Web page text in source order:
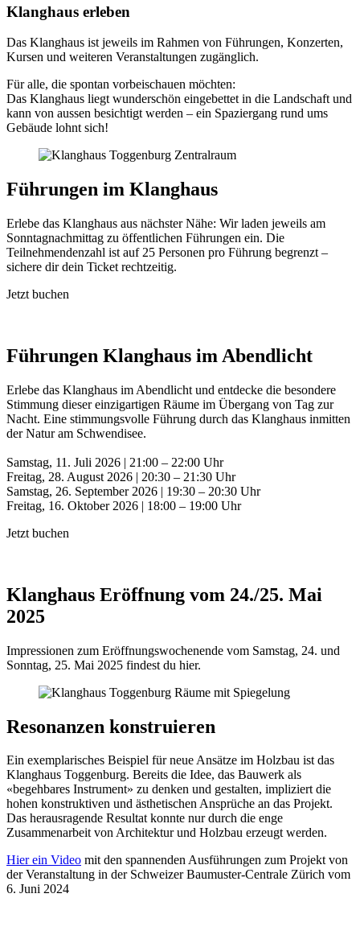
Klanghaus erleben
Das Klanghaus ist jeweils im Rahmen von Führungen, Konzerten,
Kursen und weiteren Veranstaltungen zugänglich.
Für alle, die spontan vorbeischauen möchten:
Das Klanghaus liegt wunderschön eingebettet in die Landschaft und
kann von aussen besichtigt werden – ein Spaziergang rund ums
Gebäude lohnt sich!
Führungen im Klanghaus
Erlebe das Klanghaus aus nächster Nähe: Wir laden jeweils am
Sonntagnachmittag zu öffentlichen Führungen ein. Die
Teilnehmendenzahl ist auf 25 Personen pro Führung begrenzt –
sichere dir dein Ticket rechtzeitig.
Jetzt buchen
Führungen Klanghaus im Abendlicht
Erlebe das Klanghaus im Abendlicht und entdecke die besondere
Stimmung dieser einzigartigen Räume im Übergang von Tag zur
Nacht. Eine stimmungsvolle Führung durch das Klanghaus inmitten
der Natur am Schwendisee.
Samstag, 11. Juli 2026 | 21:00 – 22:00 Uhr
Freitag, 28. August 2026 | 20:30 – 21:30 Uhr
Samstag, 26. September 2026 | 19:30 – 20:30 Uhr
Freitag, 16. Oktober 2026 | 18:00 – 19:00 Uhr
Jetzt buchen
Klanghaus Eröffnung vom 24./25. Mai
2025
Impressionen zum Eröffnungswochenende vom Samstag, 24. und
Sonntag, 25. Mai 2025 findest du hier.
Resonanzen konstruieren
Ein exemplarisches Beispiel für neue Ansätze im Holzbau ist das
Klanghaus Toggenburg. Bereits die Idee, das Bauwerk als
«begehbares Instrument» zu denken und gestalten, impliziert die
hohen konstruktiven und ästhetischen Ansprüche an das Projekt.
Das herausragende Resultat konnte nur durch die enge
Zusammenarbeit von Architektur und Holzbau erzeugt werden.
Hier ein Video mit den spannenden Ausführungen zum Projekt von
der Veranstaltung in der Schweizer Baumuster-Centrale Zürich vom
6. Juni 2024